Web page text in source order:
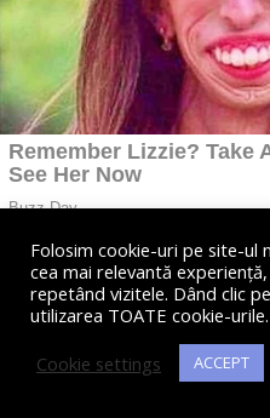
Folosim cookie-uri pe site-ul
cea mai relevantă
repetând vizitele. Dând clic
utilizarea TOATE cookie-urile.
Cookie settings
ACCEPT